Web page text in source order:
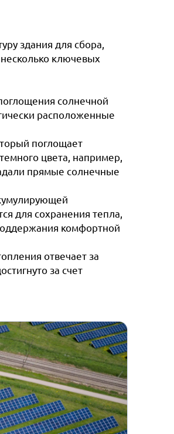
здания для сбора,
ключевых
солнечной
расположенные
поглощает
цвета, например,
прямые солнечные
для сохранения тепла,
комфортной
отвечает за
за счет